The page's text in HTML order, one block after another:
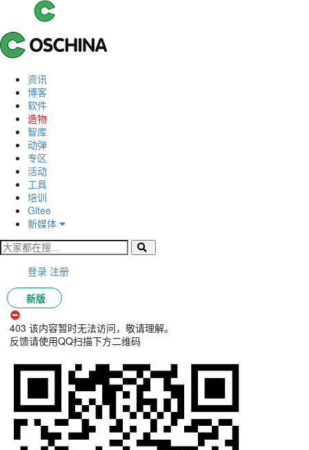
资讯
博客
软件
造物
智库
动弹
专区
活动
工具
培训
Gitee
新媒体
登录 注册
新版
403 该内容暂时无法访问，敬请理解。
反馈请使用QQ扫描下方二维码